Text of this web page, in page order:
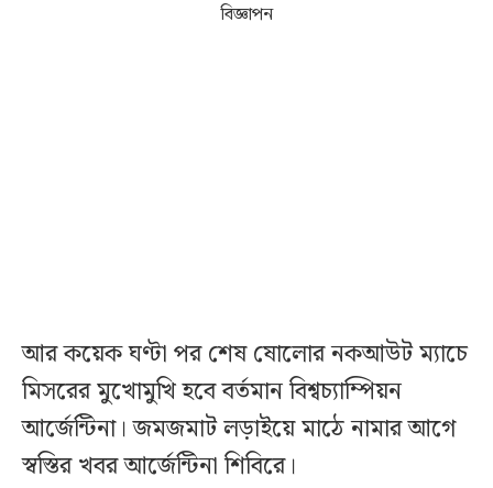
বিজ্ঞাপন
আর কয়েক ঘণ্টা পর শেষ ষোলোর নকআউট ম্যাচে
মিসরের মুখোমুখি হবে বর্তমান বিশ্বচ্যাম্পিয়ন
আর্জেন্টিনা। জমজমাট লড়াইয়ে মাঠে নামার আগে
স্বস্তির খবর আর্জেন্টিনা শিবিরে।